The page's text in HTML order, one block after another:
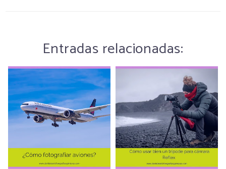
Entradas relacionadas: